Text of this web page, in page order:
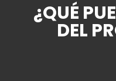
¿QUÉ
DEL